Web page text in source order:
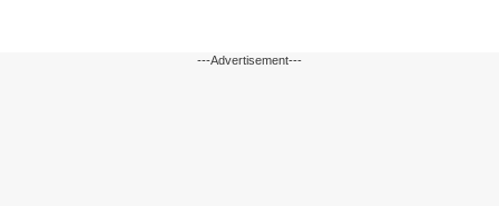
---Advertisement---